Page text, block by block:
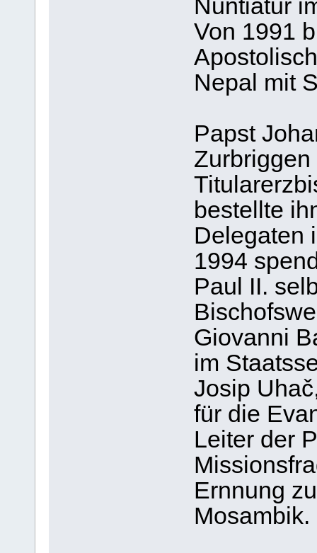
Nuntiatur
Von 1991
Nepal mit
Papst
bestellte
Delegaten
1994
Paul II.
Giovanni
im
Josip
für die
Leiter der
Ernnung
Mosambik.